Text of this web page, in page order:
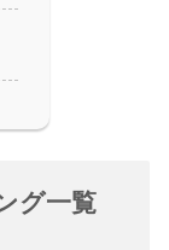
グ一覧